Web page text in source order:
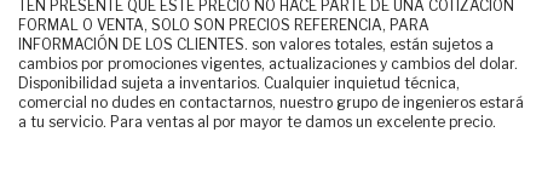
TEN PRESENTE QUE ESTE PRECIO NO HACE PARTE DE UNA COTIZACIÓN
FORMAL O VENTA, SOLO SON PRECIOS REFERENCIA, PARA
INFORMACIÓN DE LOS CLIENTES. son valores totales, están sujetos a
cambios por promociones vigentes, actualizaciones y cambios del dolar.
Disponibilidad sujeta a inventarios. Cualquier inquietud técnica,
comercial no dudes en contactarnos, nuestro grupo de ingenieros estará
a tu servicio. Para ventas al por mayor te damos un excelente precio.